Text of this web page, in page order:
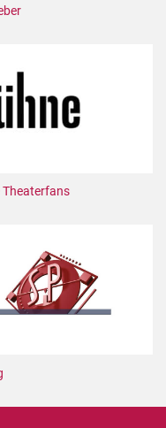
Theaterfans